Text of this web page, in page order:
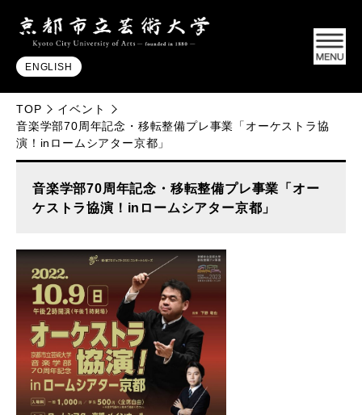
ENGLISH
TOP
イベント
音楽学部70周年記念・移転整備プレ事業「オーケストラ協
演！inロームシアター京都」
音楽学部70周年記念・移転整備プレ事業「オー
ケストラ協演！inロームシアター京都」